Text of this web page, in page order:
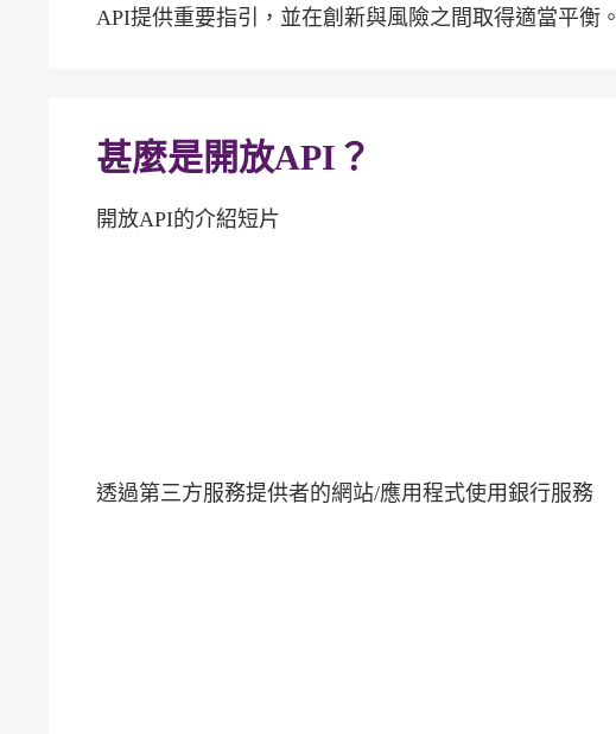
API提供重要指引，並在創新與風險之間取得適當平衡。
甚麼是開放API？
開放API的介紹短片
透過第三方服務提供者的網站/應用程式使用銀行服務